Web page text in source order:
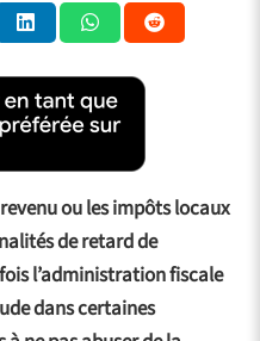
ou les impôts locaux
de retard de
l’administration fiscale
dans certaines